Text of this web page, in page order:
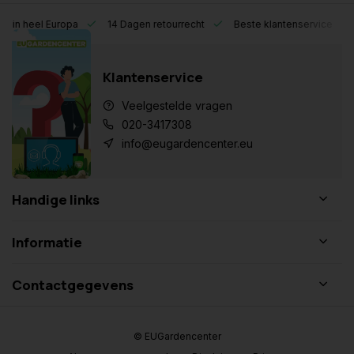
Europa 14 Dagen retourrecht Beste klantenservice
Klantenservice
Veelgestelde vragen
020-3417308
info@eugardencenter.eu
Handige links
Informatie
Contactgegevens
© EUGardencenter